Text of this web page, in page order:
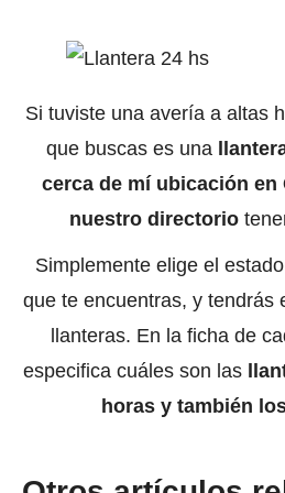
Si tuviste una avería a altas
que buscas es una
cerca de mí ubicación en
nuestro directorio
Simplemente elige el
que te encuentras, y tendrás
llanteras. En la ficha de
especifica cuáles son las
horas y también